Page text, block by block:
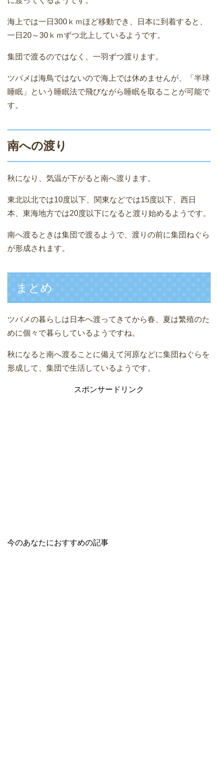
海上では一日300ｋｍほど移動でき、日本に到着すると、
一日20～30ｋｍずつ北上しているようです。
集団で渡るのではなく、一羽ずつ渡ります。
ツバメは海鳥ではないので海上では休めませんが、「半球
睡眠」という睡眠法で飛びながら睡眠を取ることが可能で
す。
南への渡り
秋になり、気温が下がると南へ渡ります。
東北以北では10度以下、関東などでは15度以下、西日
本、東海地方では20度以下になると渡り始めるようです。
南へ渡るときは集団で渡るようで、渡りの前に集団ねぐら
が形成されます。
まとめ
ツバメの暮らしは日本へ渡ってきてから春、夏は繁殖のた
めに個々で暮らしているようですね。
秋になると南へ渡ることに備えて河原などに集団ねぐらを
形成して、集団で生活しているようです。
スポンサードリンク
今のあなたにおすすめの記事